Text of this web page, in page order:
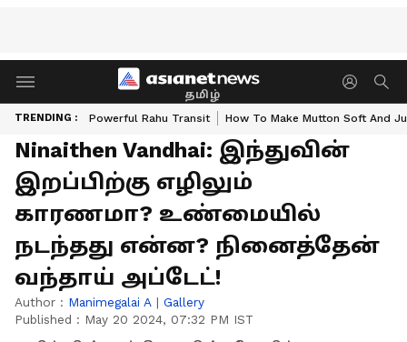
தமிழ்
TRENDING : Powerful Rahu Transit How To Make Mutton Soft And
Ninaithen Vandhai: இந்துவின்
இறப்பிற்கு எழிலும்
காரணமா? உண்மையில்
நடந்தது என்ன? நினைத்தேன்
வந்தாய் அப்டேட்!
Author : Manimegalai A | Gallery
Published : May 20 2024, 07:32 PM IST